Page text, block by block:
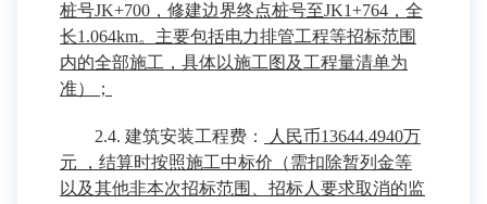
桩号JK+700，修建边界终点桩号至JK1+764，全
长1.064km。主要包括电力排管工程等招标范围
内的全部施工，具体以施工图及工程量清单为
准）；
2.4. 建筑安装工程费：
人民币13644.4940万
元 ，结算时按照施工中标价（需扣除暂列金等
以及其他非本次招标范围、招标人要求取消的监